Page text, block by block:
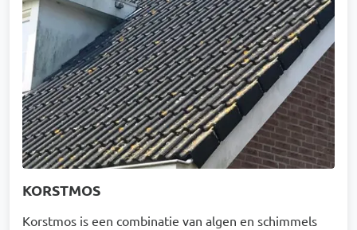
KORSTMOS
Korstmos is een combinatie van algen en schimmels